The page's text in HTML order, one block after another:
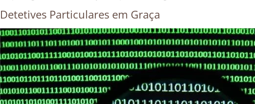
Detetives Particulares em Graça